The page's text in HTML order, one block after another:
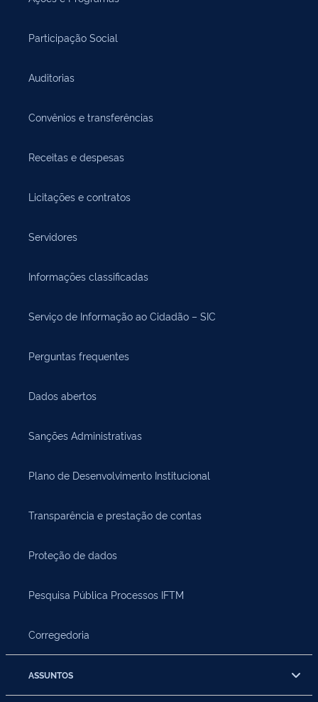
Participação Social
Auditorias
Convênios e transferências
Receitas e despesas
Licitações e contratos
Servidores
Informações classificadas
Serviço de Informação ao Cidadão – SIC
Perguntas frequentes
Dados abertos
Sanções Administrativas
Plano de Desenvolvimento Institucional
Transparência e prestação de contas
Proteção de dados
Pesquisa Pública Processos IFTM
Corregedoria
ASSUNTOS